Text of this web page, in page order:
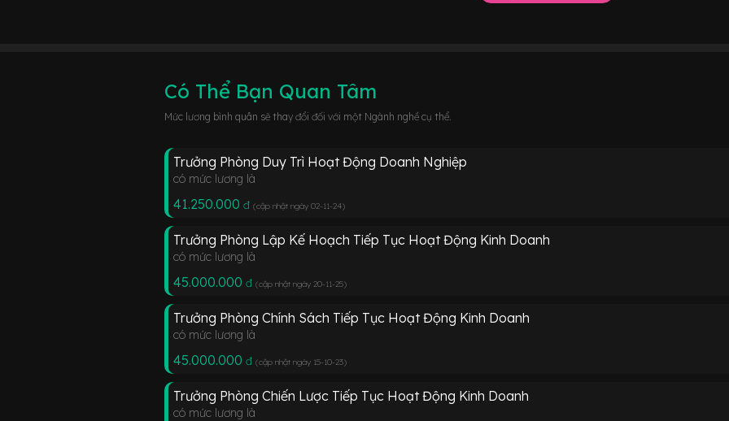
Có Thể Bạn Quan Tâm
Mức lương bình quân sẽ thay đổi đối với một Ngành nghề cụ thể.
Trưởng Phòng Duy Trì Hoạt Động Doanh Nghiệp
có mức lương là
41.250.000 đ (cập nhật ngày 02-11-24)
Trưởng Phòng Lập Kế Hoạch Tiếp Tục Hoạt Động Kinh Doanh
có mức lương là
45.000.000 đ (cập nhật ngày 20-11-25)
Trưởng Phòng Chính Sách Tiếp Tục Hoạt Động Kinh Doanh
có mức lương là
45.000.000 đ (cập nhật ngày 15-10-23)
Trưởng Phòng Chiến Lược Tiếp Tục Hoạt Động Kinh Doanh
có mức lương là